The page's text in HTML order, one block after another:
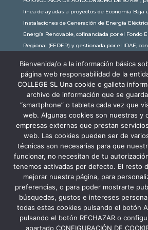
línea de ayudas a proyectos de Economía Baja
Instalaciones de Generación de Energía
Energía Renovable, cofinanciada por el Fondo
Regional (FEDER) y gestionada por el IDAE,
subvención de 30.245,63€. Con una potencia
comunidad educativa de New Castelar ahorra al
toneladas de CO2 al año, lo que equivale a
o plantar 116 árboles al año.
Bienvenida/o a la información básica
página web responsabilidad de la
COLLEGE SL Una cookie o galleta
archivo de información que se
“smartphone” o tableta cada vez que
web. Algunas cookies son nuestras y
empresas externas que prestan
web. Las cookies pueden ser de
técnicas son necesarias para que
funcionar, no necesitan de tu
tenemos activadas por defecto. El resto
mejorar nuestra página, para
preferencias, o para poder mostrarte
búsquedas, gustos e intereses
todas estas cookies pulsando el botón
pulsando el botón RECHAZAR o
apartado CONFIGURACIÓN DE